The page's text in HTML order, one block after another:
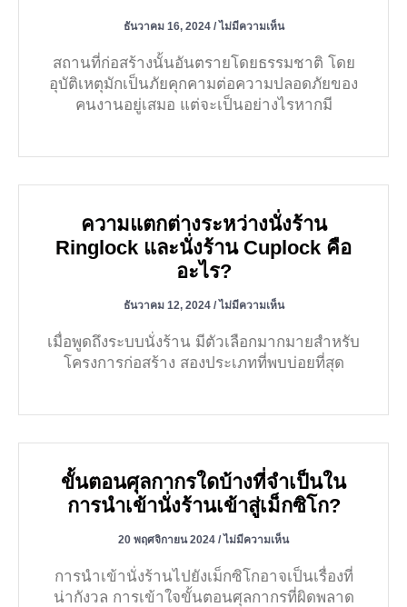
ธันวาคม 16, 2024 ไม่มีความเห็น
สถานที่ก่อสร้างนั้นอันตรายโดยธรรมชาติ โดย
อุบัติเหตุมักเป็นภัยคุกคามต่อความปลอดภัยของ
คนงานอยู่เสมอ แต่จะเป็นอย่างไรหากมี
ความแตกต่างระหว่างนั่งร้าน
Ringlock และนั่งร้าน Cuplock คือ
อะไร?
ธันวาคม 12, 2024 ไม่มีความเห็น
เมื่อพูดถึงระบบนั่งร้าน มีตัวเลือกมากมายสำหรับ
โครงการก่อสร้าง สองประเภทที่พบบ่อยที่สุด
ขั้นตอนศุลกากรใดบ้างที่จำเป็นใน
การนำเข้านั่งร้านเข้าสู่เม็กซิโก?
20 พฤศจิกายน 2024 ไม่มีความเห็น
การนำเข้านั่งร้านไปยังเม็กซิโกอาจเป็นเรื่องที่
น่ากังวล การเข้าใจขั้นตอนศุลกากรที่ผิดพลาด